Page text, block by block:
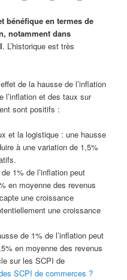
bénéfique en termes de
notamment dans
. L’historique est très
de la hausse de l’inflation
l’inflation et des taux sur
sont positifs :
et la logistique : une hausse
à une variation de 1,5%
1% de l’inflation peut
en moyenne des revenus
une croissance
une croissance
de 1% de l’inflation peut
en moyenne des revenus
sur les SCPI de
SCPI de commerces ?